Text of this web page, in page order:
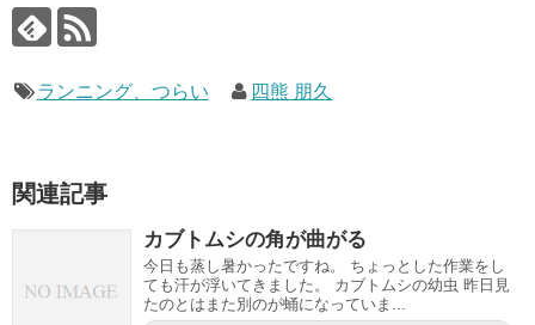
ランニング、つらい 四熊 朋久
関連記事
カブトムシの角が曲がる
今日も蒸し暑かったですね。 ちょっとした作業をし
ても汗が浮いてきました。 カブトムシの幼虫 昨日見
たのとはまた別のが蛹になっていま...